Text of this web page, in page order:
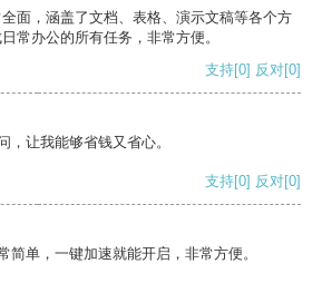
面，涵盖了文档、表格、演示文稿等各个方
常办公的所有任务，非常方便。
支持[0] 反对[0]
，让我能够省钱又省心。
支持[0] 反对[0]
简单，一键加速就能开启，非常方便。